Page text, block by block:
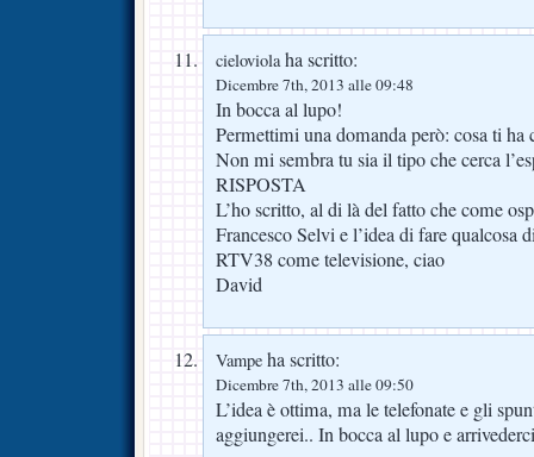
cieloviolaha scritto:
Dicembre 7th, 2013 alle 09:48
In bocca al lupo!
Permettimi una domanda però: cosa ti
Non mi sembra tu sia il tipo che cerca
RISPOSTA
L’ho scritto, al di là del fatto che come
Francesco Selvi e l’idea di fare qualcosa
RTV38 come televisione, ciao
David
Vampe ha scritto:
Dicembre 7th, 2013 alle 09:50
L’idea è ottima, ma le telefonate e gli
aggiungerei.. In bocca al lupo e